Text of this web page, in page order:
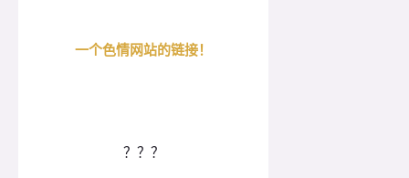
一个色情网站的链接！
？？？